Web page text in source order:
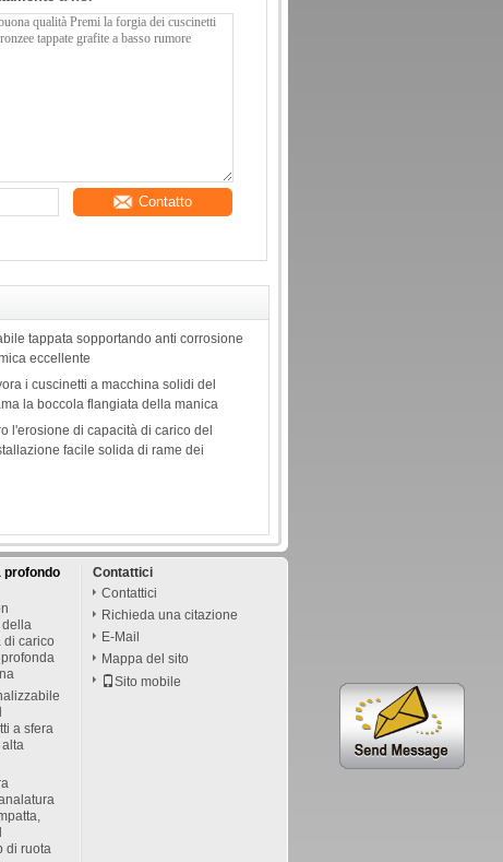
Contatto
tappata sopportando anti corrosione
eccellente
i cuscinetti a macchina solidi del
la boccola flangiata della manica
l'erosione di capacità di carico del
facile solida di rame dei
profondo
della
di carico
a sfera
di ruota
Contattici
Contattici
Richieda una citazione
E-Mail
Mappa del sito
Sito mobile